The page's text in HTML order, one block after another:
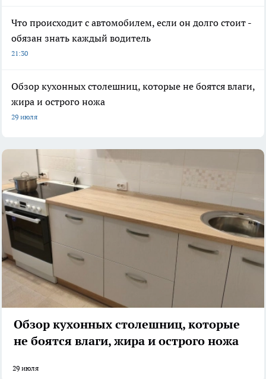
Что происходит с автомобилем, если он долго стоит -
обязан знать каждый водитель
21:30
Обзор кухонных столешниц, которые не боятся влаги,
жира и острого ножа
29 июля
Обзор кухонных столешниц, которые
не боятся влаги, жира и острого ножа
29 июля